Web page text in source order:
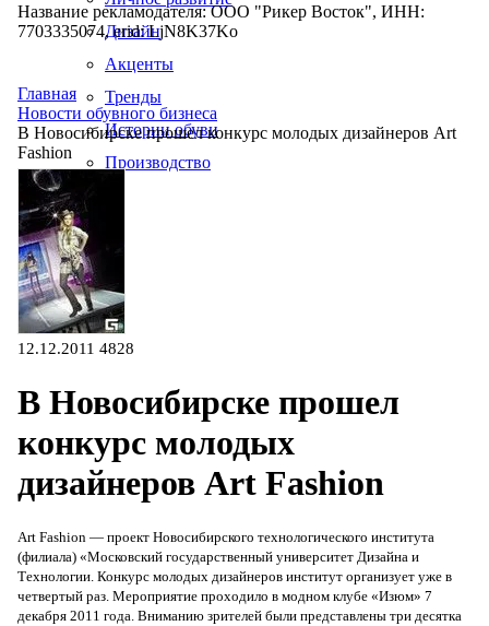
Дизайн
Акценты
Тренды
Истории обуви
Производство
Название рекламодателя: ООО "Рикер Восток", ИНН:
7703335074, erid: LjN8K37Ko
Главная
Новости обувного бизнеса
В Новосибирске прошел конкурс молодых дизайнеров Art
Fashion
12.12.2011 4828
В Новосибирске прошел
конкурс молодых
дизайнеров Art Fashion
Art Fashion — проект Новосибирского технологического института
(филиала) «Московский государственный университет Дизайна и
Технологии. Конкурс молодых дизайнеров институт организует уже в
четвертый раз. Мероприятие проходило в модном клубе «Изюм» 7
декабря 2011 года. Вниманию зрителей были представлены три десятка